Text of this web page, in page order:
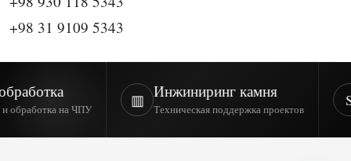
+98 31 9109 5343
на ЧПУ
Инжиниринг камня
Техническая поддержка проектов